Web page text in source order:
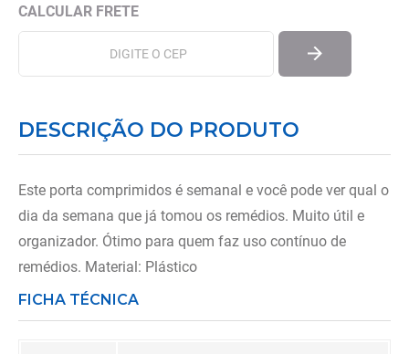
DESCRIÇÃO DO PRODUTO
Este porta comprimidos é semanal e você pode ver qual o
dia da semana que já tomou os remédios. Muito útil e
organizador. Ótimo para quem faz uso contínuo de
remédios. Material: Plástico
FICHA TÉCNICA